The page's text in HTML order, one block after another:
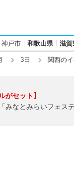
神戸市 和歌山県 滋賀
3日 関西の
がセット】
みなとみらいフェス